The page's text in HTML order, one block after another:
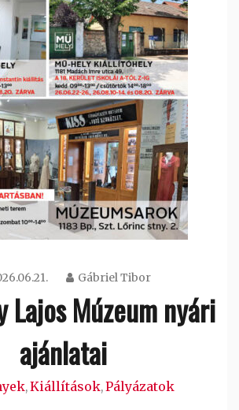
Gábriel Tibor
Lajos Múzeum nyári
ajánlatai
,Kiállítások,Pályázatok